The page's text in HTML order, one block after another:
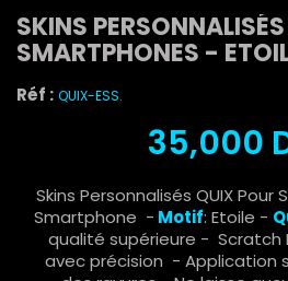
SKINS
SMARTPHONES -
Réf : QUIX-ESS.
35,000
Skins Personnalisés QUIX
Smartphone - Motif: Etoile -
qualité supérieure - Scratch
avec précision - Application